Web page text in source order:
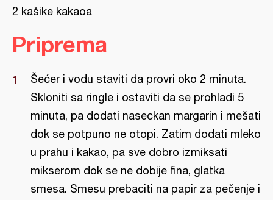
2 kašike kakaoa
Priprema
Šećer i vodu staviti da provri oko 2 minuta.
Skloniti sa ringle i ostaviti da se prohladi 5
minuta, pa dodati naseckan margarin i mešati
dok se potpuno ne otopi. Zatim dodati mleko
u prahu i kakao, pa sve dobro izmiksati
mikserom dok se ne dobije fina, glatka
smesa. Smesu prebaciti na papir za pečenje i